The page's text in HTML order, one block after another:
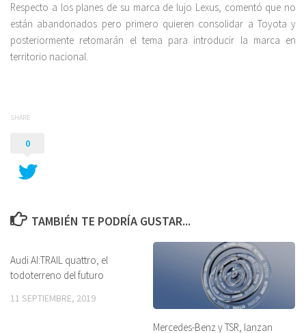
Respecto a los planes de su marca de lujo Lexus, comentó que no
están abandonados pero primero quieren consolidar a Toyota y
posteriormente retomarán el tema para introducir la marca en
territorio nacional.
SHARE
0
TAMBIÉN TE PODRÍA GUSTAR...
Audi AI:TRAIL quattro, el
todoterreno del futuro
11 SEPTIEMBRE, 2019
Mercedes-Benz y TSR, lanzan